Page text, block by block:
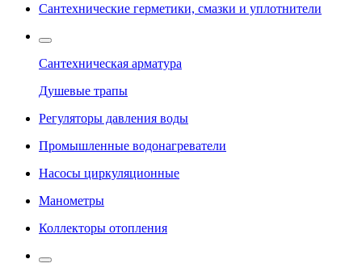
Сантехнические герметики, смазки и уплотнители
Сантехническая арматура
Душевые трапы
Регуляторы давления воды
Промышленные водонагреватели
Насосы циркуляционные
Манометры
Коллекторы отопления